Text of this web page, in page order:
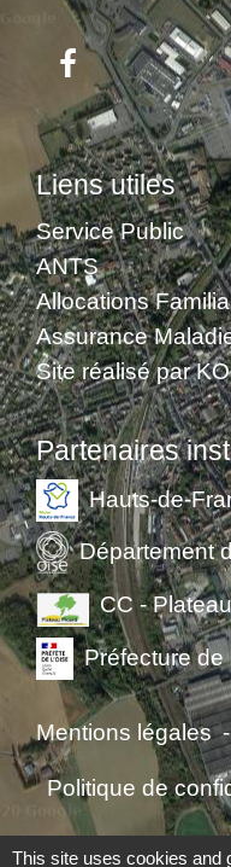
Liens utiles
Service Public
ANTS
Allocations
Assurance
Site réalisé par
Partenaires
Hauts-de-
Département
CC -
Préfecture de
Mentions légales -
Politique de
Application
This site uses cookies and